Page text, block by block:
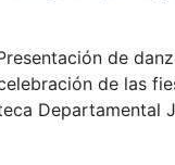
de
de las
Departamental